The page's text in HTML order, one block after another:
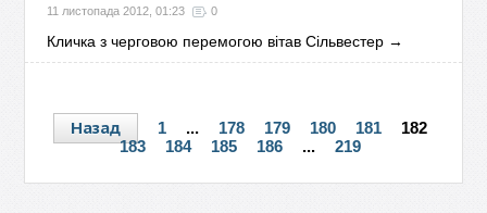
11 листопада 2012, 01:23 0
Кличка з черговою перемогою вітав Сільвестер →
Назад 1 ... 178 179 180 181
182
183
184 185 186 ... 219